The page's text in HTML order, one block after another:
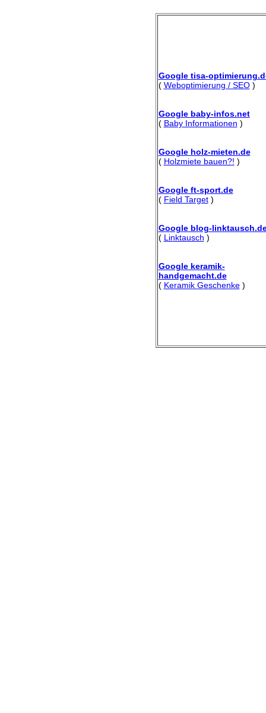
Google tisa-
( Weboptimierung / SEO)
Google baby-infos.net
( Baby Informationen )
Google holz-mieten.de
( Holzmiete bauen?! )
Google ft-sport.de
( Field Target)
Google blog-
( Linktausch )
Google keramik-
handgemacht.de
( Keramik Geschenke)